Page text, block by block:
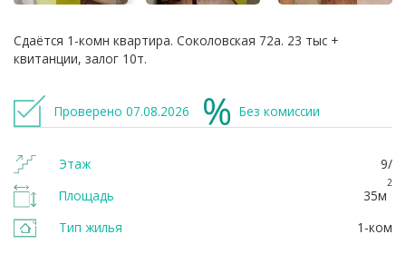
Сдаётся 1-комн квартира. Соколовская 72а. 23 тыс +
квитанции, залог 10т.
Проверено 07.08.2026 Без комиссии
Этаж
9/
Площадь
35м
2
Тип жилья 1-ком